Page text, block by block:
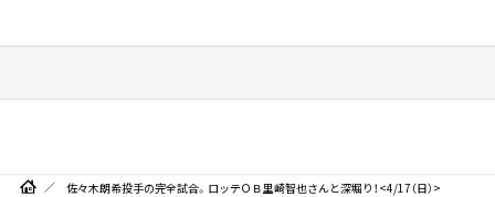
佐々木朗希投手の完全試合。ロッテＯＢ里崎智也さんと深堀り！<4/17（日）>